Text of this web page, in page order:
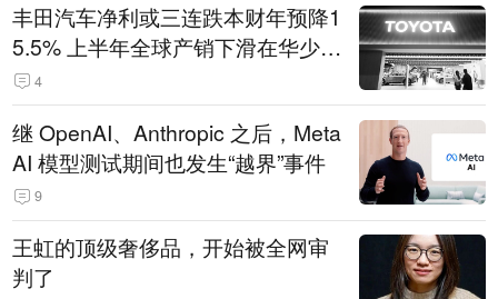
丰田汽车净利或三连跌本财年预降1
5.5% 上半年全球产销下滑在华少卖
14.3万辆
4
继 OpenAI、Anthropic 之后，Meta
AI 模型测试期间也发生“越界”事件
9
王虹的顶级奢侈品，开始被全网审
判了